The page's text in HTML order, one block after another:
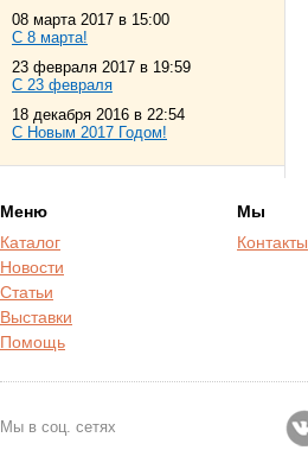
08 марта 2017 в 15:00
С 8 марта!
23 февраля 2017 в 19:59
С 23 февраля
18 декабря 2016 в 22:54
С Новым 2017 Годом!
Меню
Каталог
Новости
Статьи
Выставки
Помощь
Мы
Контакты
Мы в соц. сетях